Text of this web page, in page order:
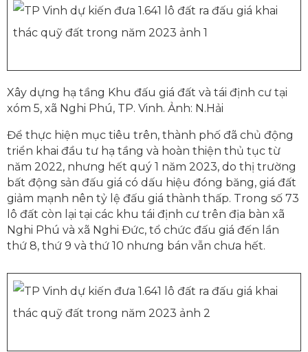
Xây dựng hạ tầng Khu đấu giá đất và tái định cư tại
xóm 5, xã Nghi Phú, TP. Vinh. Ảnh: N.Hải
Để thực hiện mục tiêu trên, thành phố đã chủ động
triển khai đầu tư hạ tầng và hoàn thiện thủ tục từ
năm 2022, nhưng hết quý 1 năm 2023, do thị trường
bất động sản đấu giá có dấu hiệu đóng băng, giá đất
giảm mạnh nên tỷ lệ đấu giá thành thấp. Trong số 73
lô đất còn lại tại các khu tái định cư trên địa bàn xã
Nghi Phú và xã Nghi Đức, tổ chức đấu giá đến lần
thứ 8, thứ 9 và thứ 10 nhưng bán vẫn chưa hết.